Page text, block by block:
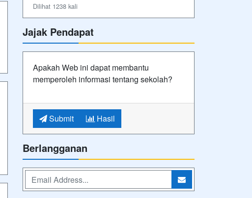
Dilihat 1238 kali
Jajak Pendapat
Apakah Web ini dapat membantu
memperoleh informasi tentang sekolah?
Submit Hasil
Berlangganan